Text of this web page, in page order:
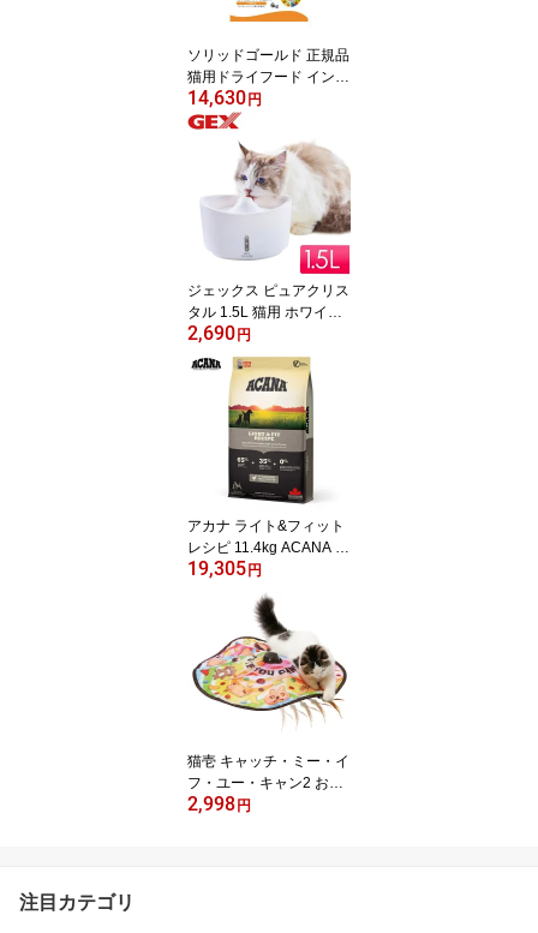
ソリッドゴールド 正規品
猫用ドライフード インデ
ィゴムーン 6kg【送料無
料】
14,630円
ジェックス ピュアクリス
タル 1.5L 猫用 ホワイト
GEX 給水器 フィルター
式 自動給水器 ペット用
ねこ【送料無料】
2,690円
アカナ ライト&フィット
レシピ 11.4kg ACANA 犬
用 いぬ用 フード ドッグ
フード ペットフード【送
19,305円
猫壱 キャッチ・ミー・イ
フ・ユー・キャン2 おも
ちゃ 猫 ネコ ねこ 猫じゃ
2,998円
注目カテゴリ